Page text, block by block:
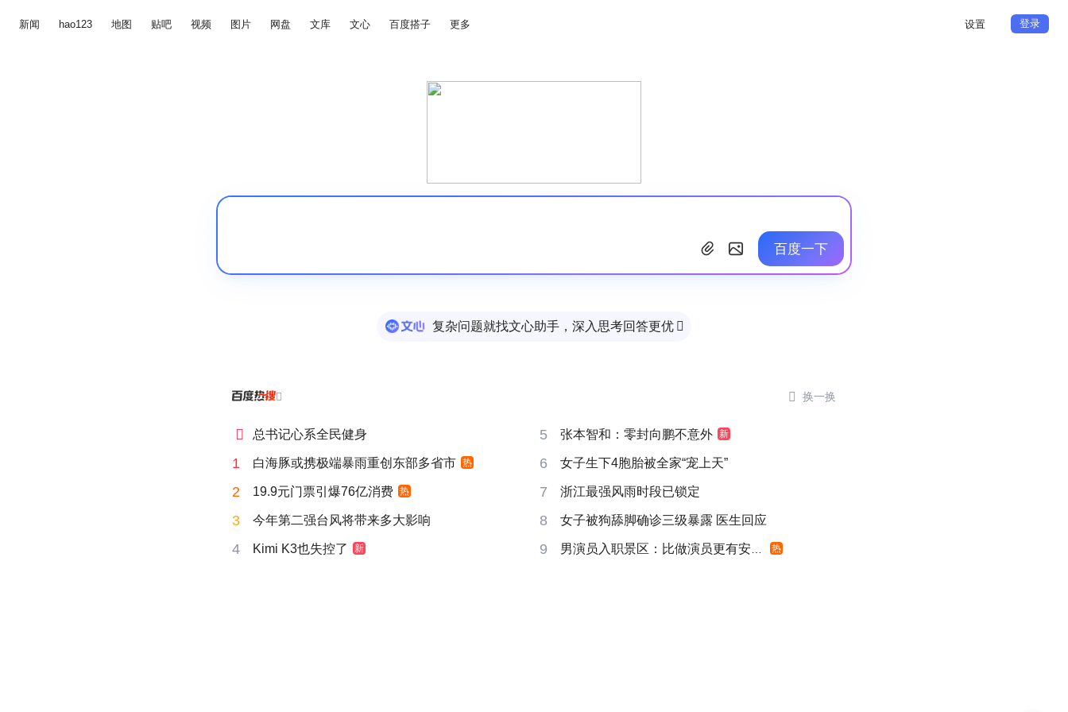
新闻 hao123 地图 贴吧 视频 图片 网盘 文库 文心 百度搭子 更多 设置 登录
百度一下
复杂问题就找文心助手，深入思考回答更优 
  换一换
 总书记心系全民健身 5 张本智和：零封向鹏不意外 新
1 白海豚或携极端暴雨重创东部多省市 热 6 女子生下4胞胎被全家“宠上天”
2 19.9元门票引爆76亿消费 热 7 浙江最强风雨时段已锁定
3 今年第二强台风将带来多大影响 8 女子被狗舔脚确诊三级暴露 医生回应
4 Kimi K3也失控了 新 9 男演员入职景区：比做演员更有安全感 热